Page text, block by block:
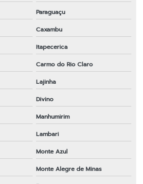
Paraguaçu
Caxambu
Itapecerica
Carmo do Rio Claro
Lajinha
Divino
Manhumirim
Lambari
Monte Azul
Monte Alegre de Minas